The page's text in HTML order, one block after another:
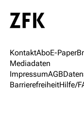
KontaktAboE-Paper
Mediadaten
ImpressumAGB
BarrierefreiheitHilfe/